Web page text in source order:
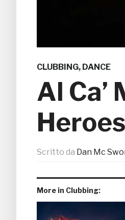
CLUBBING, DANCE
Al
Scritto da Dan Mc
More in Clubbing: